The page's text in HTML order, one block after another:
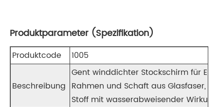
Produktparameter (Spezifikation)
Produktcode 1005
Beschreibung
Gent winddichter Stockschirm für
Rahmen und Schaft aus Glasfaser,
Stoff mit wasserabweisender